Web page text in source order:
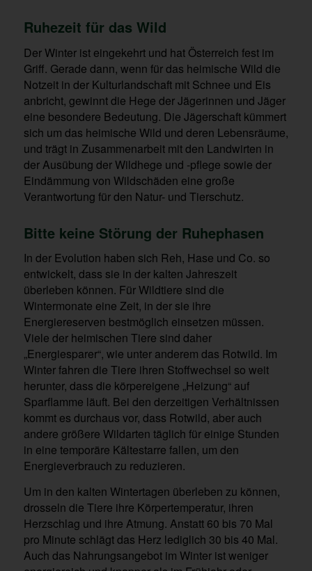
Ruhezeit für das Wild
Der Winter ist eingekehrt und hat Österreich fest im
Griff. Gerade dann, wenn für das heimische Wild die
Notzeit in der Kulturlandschaft mit Schnee und Eis
anbricht, gewinnt die Hege der Jägerinnen und Jäger
eine besondere Bedeutung. Die Jägerschaft kümmert
sich um das heimische Wild und deren Lebensräume,
und trägt in Zusammenarbeit mit den Landwirten in
der Ausübung der Wildhege und -pflege sowie der
Eindämmung von Wildschäden eine große
Verantwortung für den Natur- und Tierschutz.
Bitte keine Störung der Ruhephasen
In der Evolution haben sich Reh, Hase und Co. so
entwickelt, dass sie in der kalten Jahreszeit
überleben können. Für Wildtiere sind die
Wintermonate eine Zeit, in der sie ihre
Energiereserven bestmöglich einsetzen müssen.
Viele der heimischen Tiere sind daher
„Energiesparer“, wie unter anderem das Rotwild. Im
Winter fahren die Tiere ihren Stoffwechsel so weit
herunter, dass die körpereigene „Heizung“ auf
Sparflamme läuft. Bei den derzeitigen Verhältnissen
kommt es durchaus vor, dass Rotwild, aber auch
andere größere Wildarten täglich für einige Stunden
in eine temporäre Kältestarre fallen, um den
Energieverbrauch zu reduzieren.
Um in den kalten Wintertagen überleben zu können,
drosseln die Tiere ihre Körpertemperatur, ihren
Herzschlag und ihre Atmung. Anstatt 60 bis 70 Mal
pro Minute schlägt das Herz lediglich 30 bis 40 Mal.
Auch das Nahrungsangebot im Winter ist weniger